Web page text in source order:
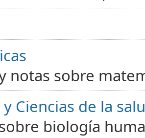
notas sobre
Ciencias de la
biología